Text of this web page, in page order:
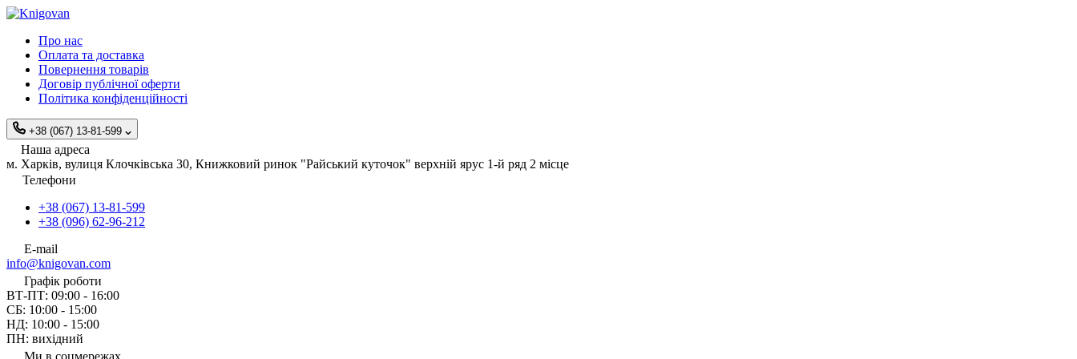
Про нас
Оплата та доставка
Повернення товарів
Договір публічної оферти
Політика конфіденційності
+38 (067) 13-81-599
Наша адреса
м. Харків, вулиця Клочківська 30, Книжковий ринок "Райський куточок" верхній ярус 1-й ряд 2 місце
Телефони
+38 (067) 13-81-599
+38 (096) 62-96-212
E-mail
info@knigovan.com
Графік роботи
ВТ-ПТ: 09:00 - 16:00
СБ: 10:00 - 15:00
НД: 10:00 - 15:00
ПН: вихідний
Ми в соцмережах